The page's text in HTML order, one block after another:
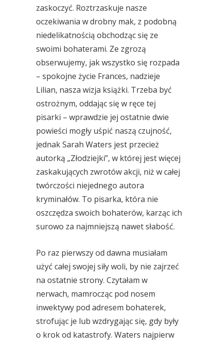
zaskoczyć. Roztrzaskuje nasze
oczekiwania w drobny mak, z podobną
niedelikatnością obchodząc się ze
swoimi bohaterami. Ze zgrozą
obserwujemy, jak wszystko się rozpada
– spokojne życie Frances, nadzieje
Lilian, nasza wizja książki. Trzeba być
ostrożnym, oddając się w ręce tej
pisarki – wprawdzie jej ostatnie dwie
powieści mogły uśpić naszą czujność,
jednak Sarah Waters jest przecież
autorką „Złodziejki”, w której jest więcej
zaskakujących zwrotów akcji, niż w całej
twórczości niejednego autora
kryminałów. To pisarka, która nie
oszczędza swoich bohaterów, karząc ich
surowo za najmniejszą nawet słabość.
Po raz pierwszy od dawna musiałam
użyć całej swojej siły woli, by nie zajrzeć
na ostatnie strony. Czytałam w
nerwach, mamrocząc pod nosem
inwektywy pod adresem bohaterek,
strofując je lub wzdrygając się, gdy były
o krok od katastrofy. Waters najpierw